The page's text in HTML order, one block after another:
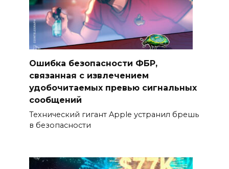
Ошибка безопасности ФБР,
связанная с извлечением
удобочитаемых превью сигнальных
сообщений
Технический гигант Apple устранил брешь
в безопасности